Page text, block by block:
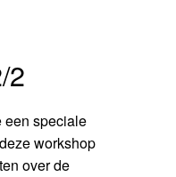
2
een speciale
workshop
over de